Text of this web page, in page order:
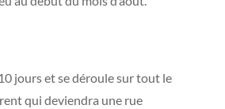
jours et se déroule sur tout le
qui deviendra une rue